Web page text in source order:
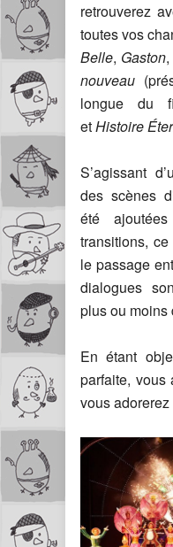
retrouverez
toutes vos
Belle, Gaston,
nouveau
longue du
etHistoire
S’agissant
des scènes
été
transitions,
le passage
dialogues
plus ou moins
En étant
parfaite, vous
vous